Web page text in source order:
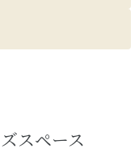
スペース